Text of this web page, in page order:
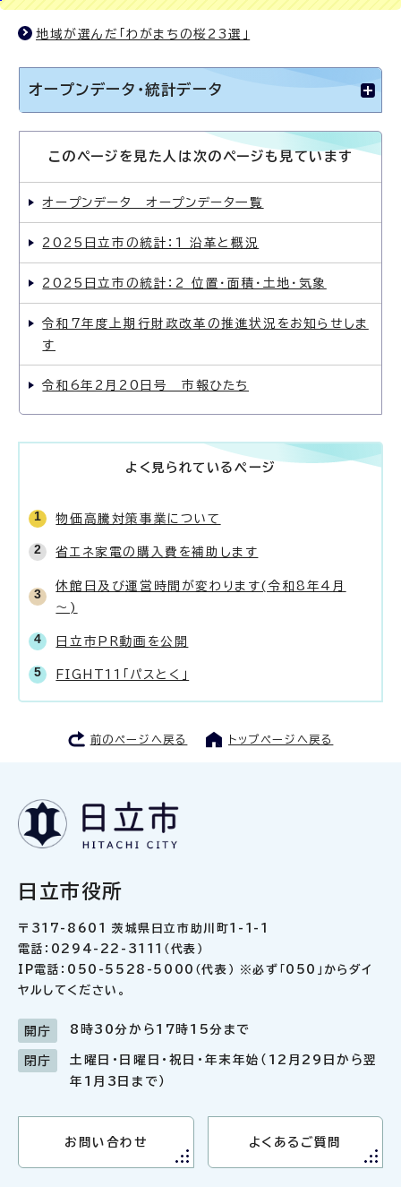
地域が選んだ「わがまちの桜23選」
オープンデータ・統計データ
このページを見た人は次のページも見ています
オープンデータ オープンデータ一覧
2025日立市の統計：1 沿革と概況
2025日立市の統計：2 位置・面積・土地・気象
令和7年度上期行財政改革の推進状況をお知らせしま
す
令和6年2月20日号 市報ひたち
よく見られているページ
物価高騰対策事業について
省エネ家電の購入費を補助します
休館日及び運営時間が変わります(令和8年4月
～)
日立市PR動画を公開
FIGHT11「パスとく」
前のページへ戻る トップページへ戻る
日立市役所
〒317-8601 茨城県日立市助川町1-1-1
電話：0294-22-3111（代表）
IP電話：050-5528-5000（代表） ※必ず「050」からダイ
ヤルしてください。
開庁 8時30分から17時15分まで
閉庁
土曜日・日曜日・祝日・年末年始（12月29日から翌
年1月3日まで）
お問い合わせ よくあるご質問